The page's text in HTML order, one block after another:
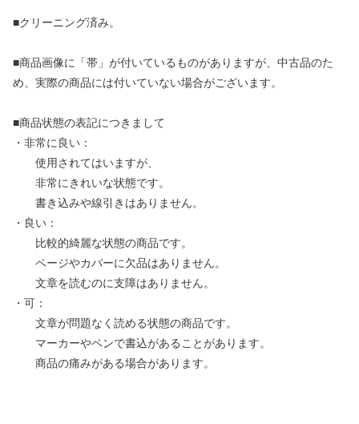
■クリーニング済み。
■商品画像に「帯」が付いているものがありますが、中古品のた
め、実際の商品には付いていない場合がございます。
■商品状態の表記につきまして
・非常に良い：
使用されてはいますが、
非常にきれいな状態です。
書き込みや線引きはありません。
・良い：
比較的綺麗な状態の商品です。
ページやカバーに欠品はありません。
文章を読むのに支障はありません。
・可：
文章が問題なく読める状態の商品です。
マーカーやペンで書込があることがあります。
商品の痛みがある場合があります。